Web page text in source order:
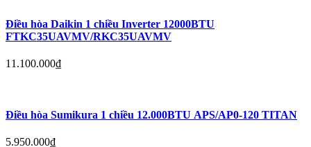
Điều hòa Daikin 1 chiều Inverter 12000BTU
FTKC35UAVMV/RKC35UAVMV
11.100.000₫
Điều hòa Sumikura 1 chiều 12.000BTU APS/AP0-120 TITAN
5.950.000₫